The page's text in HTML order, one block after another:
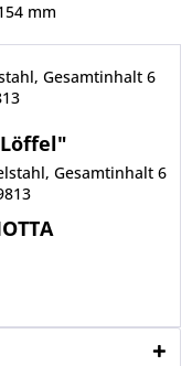
mm
Gesamtinhalt 6
Gesamtinhalt 6